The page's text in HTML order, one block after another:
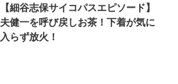
【細谷志保サイコパスエピソード】
夫健一を呼び戻しお茶！下着が気に
入らず放火！